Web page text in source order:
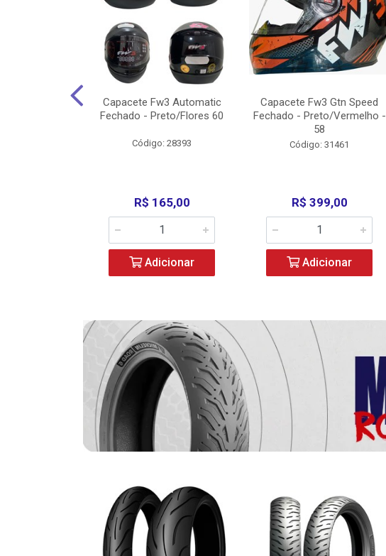
Capacete Fw3 Automatic
Fechado - Preto/Flores 60
Código: 28393
R$ 165,00
Adicionar
Capacete Fw3 Gtn Speed
Fechado - Preto/Vermelho -
58
Código: 31461
R$ 399,00
Adicionar